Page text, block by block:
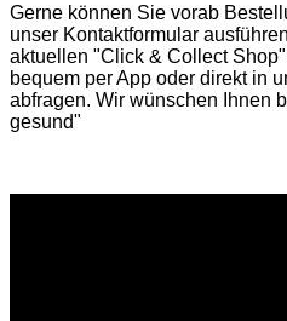
Gerne können Sie vorab
unser Kontaktformular
aktuellen "Click & Collect Shop"
bequem per App oder direkt in
abfragen. Wir wünschen Ihnen
gesund"